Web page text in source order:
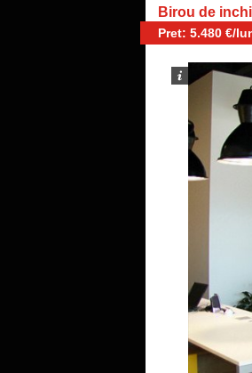
Birou de
Pret: 5.480 €/